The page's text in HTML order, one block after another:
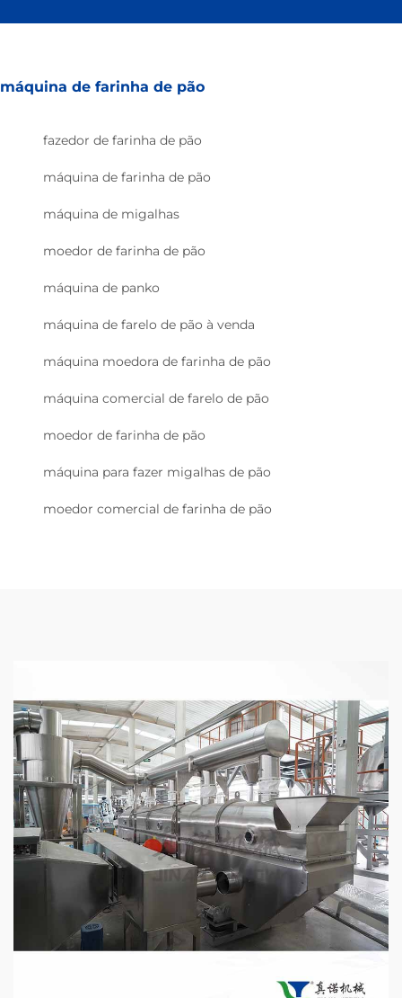
máquina de farinha de pão
fazedor de farinha de pão
máquina de farinha de pão
máquina de migalhas
moedor de farinha de pão
máquina de panko
máquina de farelo de pão à venda
máquina moedora de farinha de pão
máquina comercial de farelo de pão
moedor de farinha de pão
máquina para fazer migalhas de pão
moedor comercial de farinha de pão